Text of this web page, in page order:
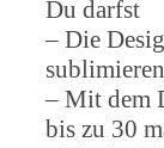
Du darfst
– Die
sublimieren
– Mit dem
bis zu 30